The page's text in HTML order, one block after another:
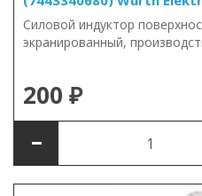
Силовой индуктор
экранированный,
200 ₽